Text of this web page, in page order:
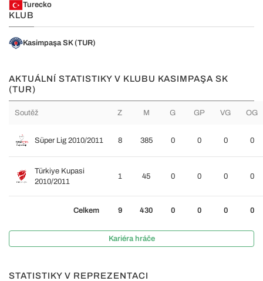
Turecko
KLUB
Kasimpaşa SK (TUR)
AKTUÁLNÍ STATISTIKY V KLUBU KASIMPAŞA SK
(TUR)
Soutěž Z M G GP VG OG
Süper Lig 2010/2011 8 385 0 0 0 0
Türkiye Kupasi
2010/2011
1 45 0 0 0 0
Celkem 9 430 0 0 0 0
Kariéra hráče
STATISTIKY V REPREZENTACI